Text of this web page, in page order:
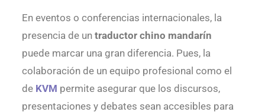
En eventos o conferencias internacionales, la
presencia de un traductor chino mandarín
puede marcar una gran diferencia. Pues, la
colaboración de un equipo profesional como el
de KVM permite asegurar que los discursos,
presentaciones y debates sean accesibles para